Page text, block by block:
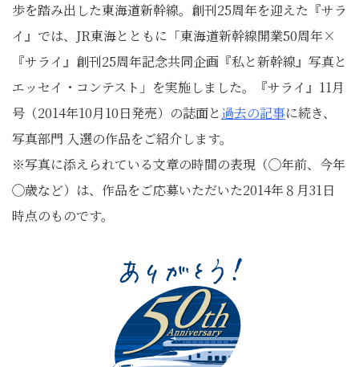
歩を踏み出した東海道新幹線。創刊25周年を迎えた『サラ
イ』では、JR東海とともに「東海道新幹線開業50周年×
『サライ』創刊25周年記念共同企画『私と新幹線』写真と
エッセイ・コンテスト」を実施しました。『サライ』11月
号（2014年10月10日発売）の誌面と過去の記事に続き、
写真部門 入選の作品をご紹介します。
※写真に添えられている文章の時間の表現（◯年前、今年
◯歳など）は、作品をご応募いただいた2014年８月31日
時点のものです。